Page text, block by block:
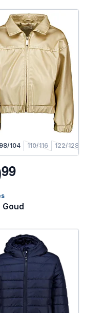
98/104 110/116 122/128
99
Goud